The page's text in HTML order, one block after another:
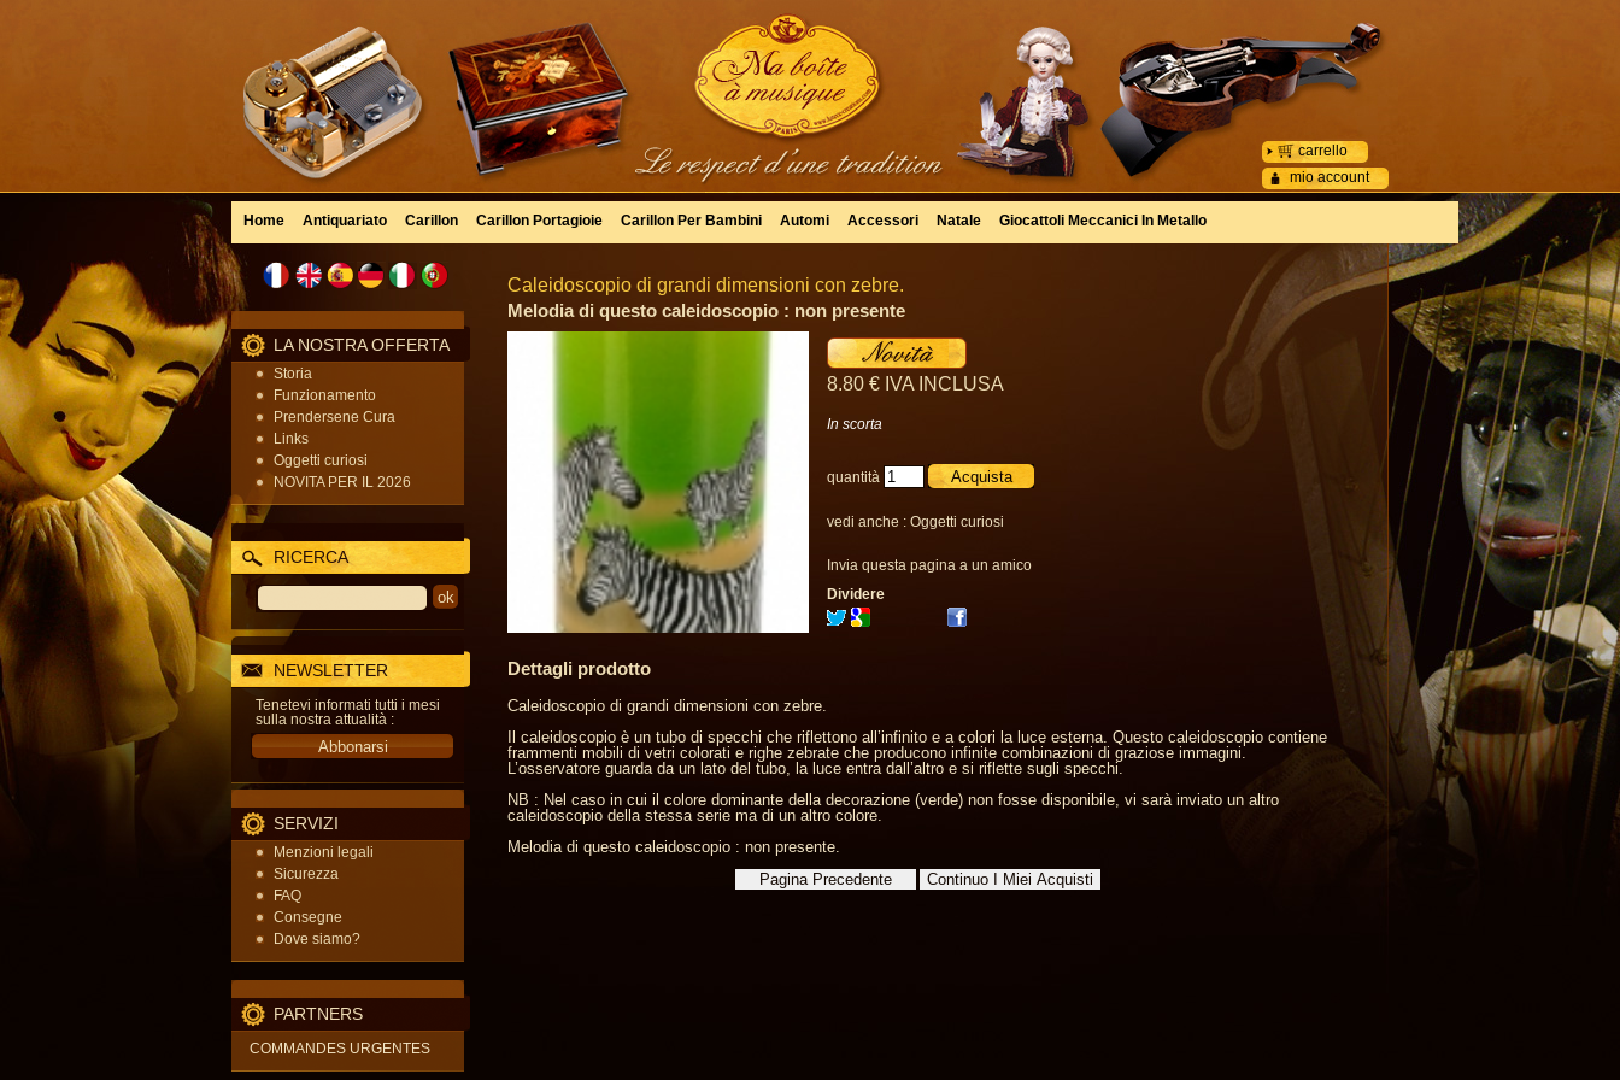
mio account
carrello
Home Antiquariato Carillon Carillon Portagioie Carillon Per Bambini Automi Accessori Natale Giocattoli Meccanici In Metallo
LA NOSTRA OFFERTA
Storia
Funzionamento
Prendersene Cura
Links
Oggetti curiosi
NOVITA PER IL 2026
RICERCA
NEWSLETTER
Tenetevi informati tutti i mesi
sulla nostra attualità :
SERVIZI
Menzioni legali
Sicurezza
FAQ
Consegne
Dove siamo?
PARTNERS
COMMANDES URGENTES
Caleidoscopio di grandi dimensioni con zebre.
Melodia di questo caleidoscopio : non presente
8.80 € IVA INCLUSA
In scorta
quantità
vedi anche : Oggetti curiosi
Invia questa pagina a un amico
Dividere
Dettagli prodotto
Caleidoscopio di grandi dimensioni con zebre.
Il caleidoscopio è un tubo di specchi che riflettono all’infinito e a colori la luce esterna. Questo caleidoscopio contiene
frammenti mobili di vetri colorati e righe zebrate che producono infinite combinazioni di graziose immagini.
L’osservatore guarda da un lato del tubo, la luce entra dall’altro e si riflette sugli specchi.
NB : Nel caso in cui il colore dominante della decorazione (verde) non fosse disponibile, vi sarà inviato un altro
caleidoscopio della stessa serie ma di un altro colore.
Melodia di questo caleidoscopio : non presente.